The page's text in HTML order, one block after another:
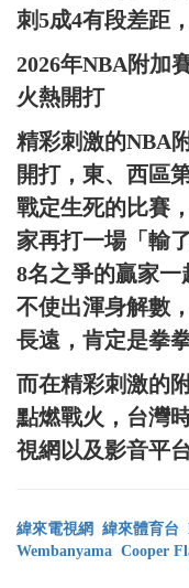
刺5成4有段差距
2026年NBA附加
火熱開打
精彩刺激的NBA
開打，東、西區
戰定生死的比賽
家再打一場「輸
8名之爭的贏家
不使出渾身解數
長遠，肯定是拳
而在精彩刺激的
點燃戰火，台灣
視網以及影音平
緯來電視網 緯來體育台
Wembanyama Cooper